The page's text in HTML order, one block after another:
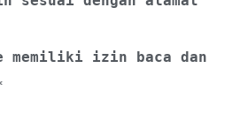
memiliki izin baca dan